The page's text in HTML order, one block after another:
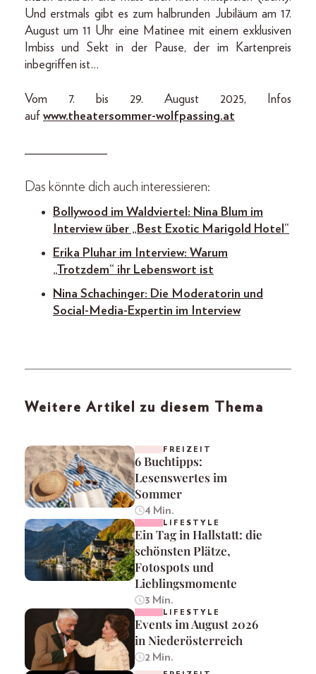
Und erstmals gibt es zum halbrunden Jubiläum am 17.
August um 11 Uhr eine Matinee mit einem exklusiven
Imbiss und Sekt in der Pause, der im Kartenpreis
inbegriffen ist…
Vom 7. bis 29. August 2025, Infos
auf www.theatersommer-wolfpassing.at
_____________
Das könnte dich auch interessieren:
Bollywood im Waldviertel: Nina Blum im
Interview über „Best Exotic Marigold Hotel“
Erika Pluhar im Interview: Warum
„Trotzdem“ ihr Lebenswort ist
Nina Schachinger: Die Moderatorin und
Social-Media-Expertin im Interview
Weitere Artikel zu diesem Thema
FREIZEIT
6 Buchtipps:
Lesenswertes im
Sommer
4 Min.
LIFESTYLE
Ein Tag in Hallstatt: die
schönsten Plätze,
Fotospots und
Lieblingsmomente
3 Min.
LIFESTYLE
Events im August 2026
in Niederösterreich
2 Min.